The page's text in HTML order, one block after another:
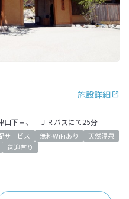
施設詳細
口下車、 ＪＲバスにて25分
サービス 無料WiFiあり
天然温泉
送迎有り